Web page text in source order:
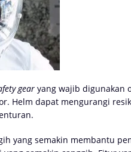
gear yang wajib digunakan
Helm dapat mengurangi
yang semakin membantu